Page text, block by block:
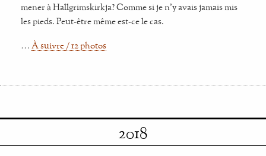
mener à Hallgrimskirkja? Comme si je n’y avais jamais mis
les pieds. Peut-être même est-ce le cas.
… À suivre / 12 photos
2018